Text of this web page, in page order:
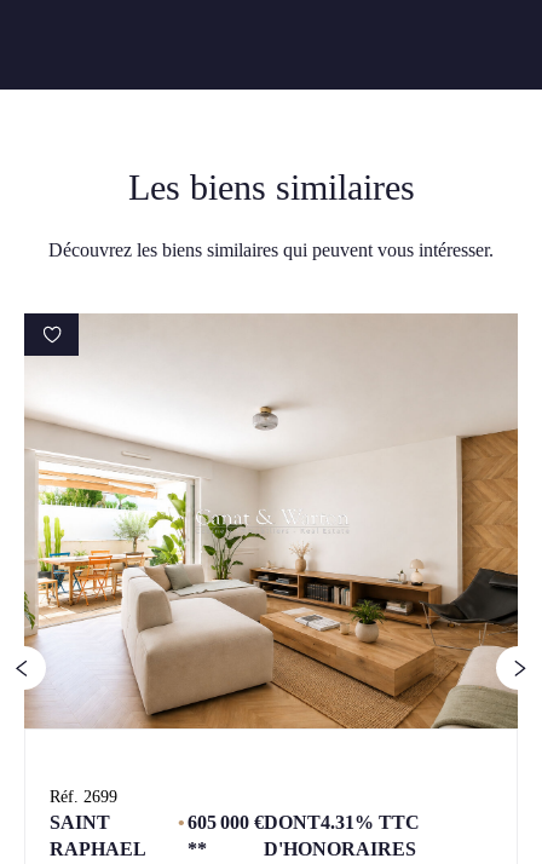
Les biens similaires
Découvrez les biens similaires qui peuvent vous intéresser.
Réf. 2699
SAINT
RAPHAEL
•605 000 €
**
DONT4.31% TTC
D'HONORAIRES